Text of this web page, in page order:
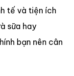
tế và tiện ích
sữa hay
bạn nên cân